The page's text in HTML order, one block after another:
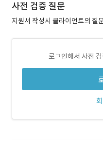
사전 검증 질문
지원서 작성시 클라이언트의 질
로그인해서 사전